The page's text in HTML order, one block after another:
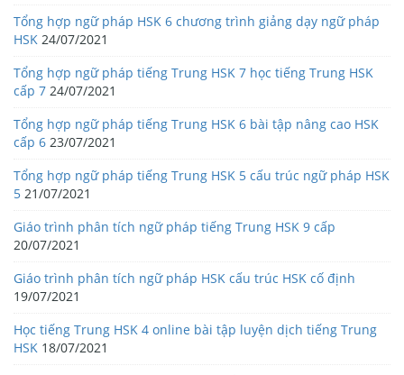
Tổng hợp ngữ pháp HSK 6 chương trình giảng dạy ngữ pháp
HSK 24/07/2021
Tổng hợp ngữ pháp tiếng Trung HSK 7 học tiếng Trung HSK
cấp 7 24/07/2021
Tổng hợp ngữ pháp tiếng Trung HSK 6 bài tập nâng cao HSK
cấp 6 23/07/2021
Tổng hợp ngữ pháp tiếng Trung HSK 5 cấu trúc ngữ pháp HSK
5 21/07/2021
Giáo trình phân tích ngữ pháp tiếng Trung HSK 9 cấp
20/07/2021
Giáo trình phân tích ngữ pháp HSK cấu trúc HSK cố định
19/07/2021
Học tiếng Trung HSK 4 online bài tập luyện dịch tiếng Trung
HSK 18/07/2021